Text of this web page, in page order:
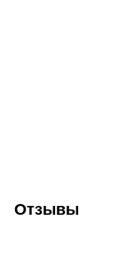
Отзывы